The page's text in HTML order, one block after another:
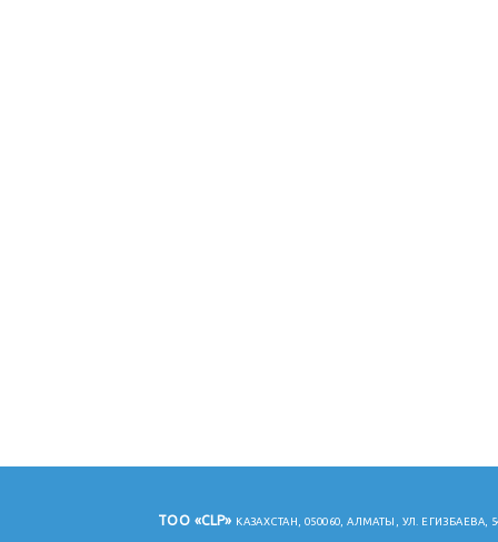
ТОО «CLP» КАЗАХСТАН, 050060, АЛМАТЫ, УЛ. ЕГИЗБАЕВА,